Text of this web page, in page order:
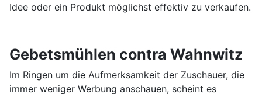
Idee oder ein Produkt möglichst effektiv zu verkaufen.
Gebetsmühlen contra Wahnwitz
Im Ringen um die Aufmerksamkeit der Zuschauer, die
immer weniger Werbung anschauen, scheint es